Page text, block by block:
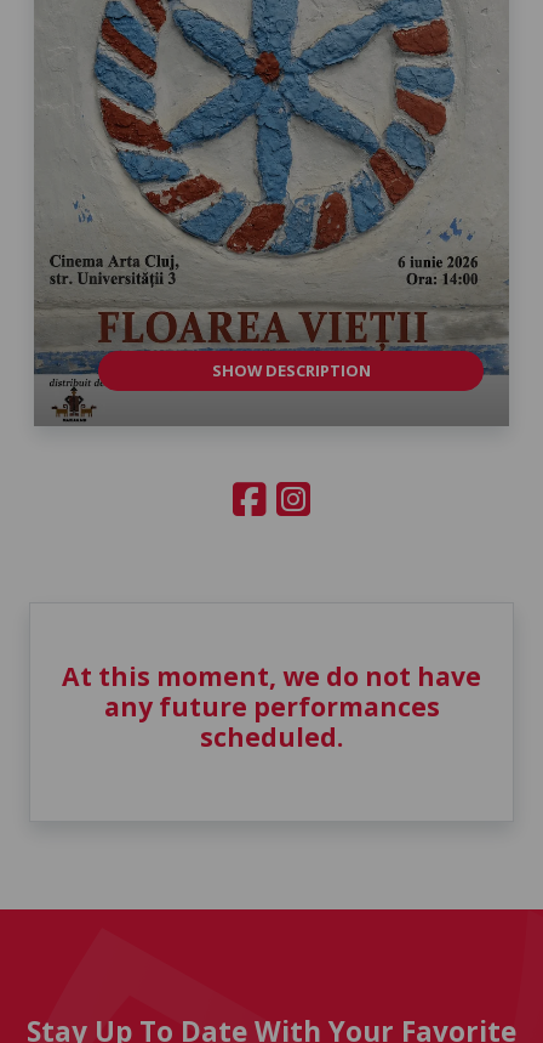
SHOW DESCRIPTION
At this moment, we do not have
any future performances
scheduled.
Stay Up To Date With Your Favorite